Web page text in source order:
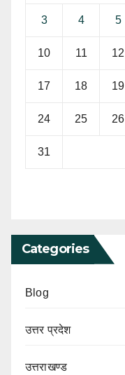
3 4 5
10 11 12
17 18 19
24 25 26
31
Categories
Blog
उत्तर प्रदेश
उत्तराखण्ड